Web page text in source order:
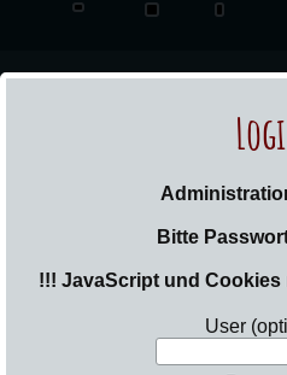
_Sail
Sie sind hier: Login
Bitte
!!! JavaScript und
User